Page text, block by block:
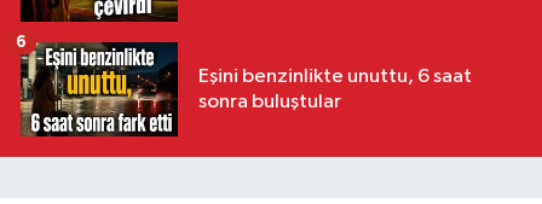
Eşini benzinlikte unuttu, 6 saat
sonra buluştular
6